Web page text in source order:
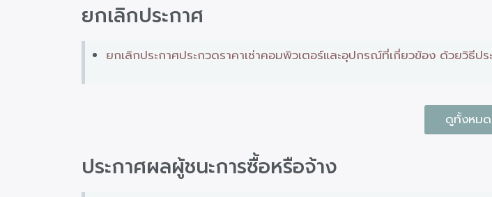
ยกเลิกประกาศ
ยกเลิกประกาศประกวดราคาเช่าคอมพิวเตอร์และอุปกรณ์ที่เกี่ยวข้อง ด้วยวิธี
ดูทั้งหมด
ประกาศผลผู้ชนะการซื้อหรือจ้าง